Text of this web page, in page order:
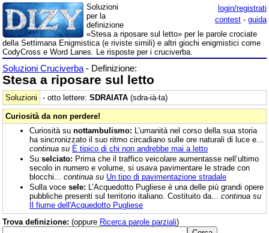
login/registrati
contest - guida
Soluzioni
per la
definizione
«Stesa a riposare sul letto» per le parole crociate
della Settimana Enigmistica (e riviste simili) e altri giochi enigmistici come
CodyCross e Word Lanes. Le risposte per i cruciverba.
Soluzioni Cruciverba - Definizione:
Stesa a riposare sul letto
Soluzioni - otto lettere: SDRAIATA (sdra-ià-ta)
Curiosità da non perdere!
Curiosità su nottambulismo: L’umanità nel corso della sua storia
ha sincronizzato il suo ritmo circadiano sulle ore naturali di luce e...
continua su È tipico di chi non andrebbe mai a letto
Su selciato: Prima che il traffico veicolare aumentasse nell’ultimo
secolo in numero e volume, si usava pavimentare le strade con
blocchi... continua su Un tipo di pavimentazione stradale
Sulla voce sele: L’Acquedotto Pugliese è una delle più grandi opere
pubbliche presenti sul territorio italiano. Costituito da... continua su
Il fiume dell'Acquedotto Pugliese
Trova definizione: (oppure Ricerca parole parziali)